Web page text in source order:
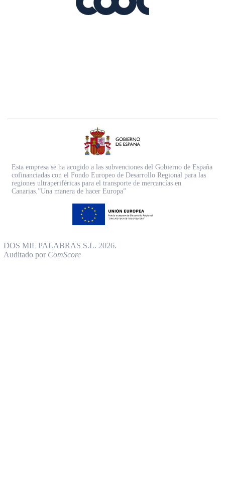
Esta empresa se ha acogido a las subvenciones del Gobierno de España
cofinanciadas con el Fondo Europeo de Desarrollo Regional para las
regiones ultraperiféricas para el transporte de mercancías en
Canarias.”Una manera de hacer Europa”
DOS MIL PALABRAS S.L. 2026.
Auditado por ComScore